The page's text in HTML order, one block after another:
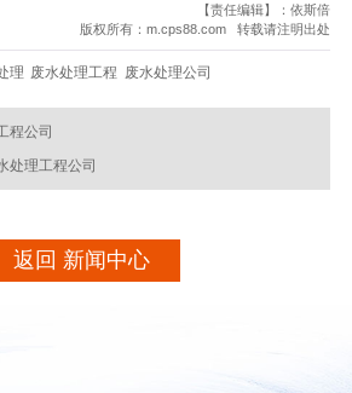
【责任编辑】：依斯倍
版权所有：m.cps88.com 转载请注明出处
理 废水处理工程 废水处理公司
程公司
处理工程公司
返回 新闻中心